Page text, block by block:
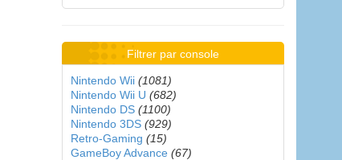
Filtrer par console
Nintendo Wii (1081)
Nintendo Wii U (682)
Nintendo DS (1100)
Nintendo 3DS (929)
Retro-Gaming (15)
GameBoy Advance (67)